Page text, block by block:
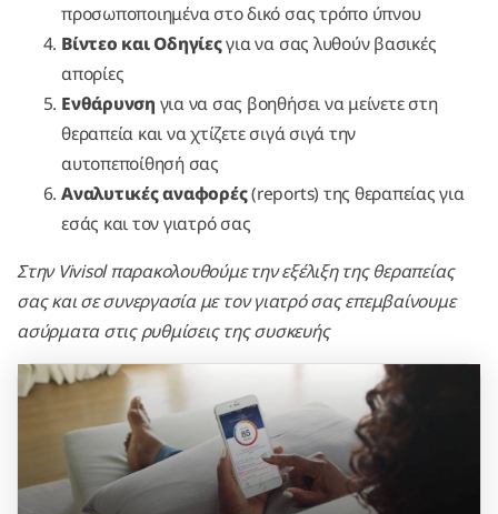
προσωποποιημένα στο δικό σας τρόπο ύπνου
Βίντεο και Οδηγίεςγια να σας λυθούν βασικές
απορίες
Ενθάρυνση για να σας βοηθήσει να μείνετε στη
θεραπεία και να χτίζετε σιγά σιγά την
αυτοπεποίθησή σας
Αναλυτικές αναφορές(reports) της θεραπείας για
εσάς και τον γιατρό σας
Στην Vivisol παρακολουθούμε την εξέλιξη της θεραπείας
σας και σε συνεργασία με τον γιατρό σας επεμβαίνουμε
ασύρματα στις ρυθμίσεις της συσκευής